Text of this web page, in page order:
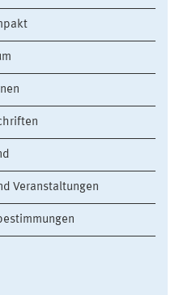
Veranstaltungen